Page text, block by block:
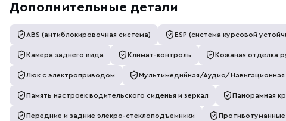
Дополнительные детали
ABS (антиблокировочная система) ESP (система курсовой
Камера заднего вида Климат-контроль Кожаная отделка
Люк с электроприводом Мультимедийная/Аудио/Навигационная
Память настроек водительского сиденья и зеркал Панорамная
Передние и задние элекро-стеклоподъемники